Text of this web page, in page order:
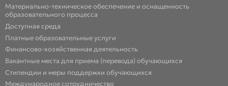
Материально-техническое обеспечение и оснащенность
образовательного процесса
Доступная среда
Платные образовательные услуги
Финансово-хозяйственная деятельность
Вакантные места для приема (перевода) обучающихся
Стипендии и меры поддержки обучающихся
Международное сотрудничество